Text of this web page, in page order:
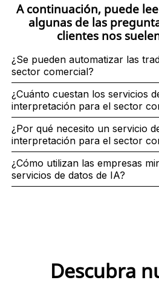
A continuación, puede
algunas de las
clientes nos
¿Se pueden automatizar las
sector comercial?
¿Cuánto cuestan los servicios
interpretación para el sector
¿Por qué necesito un servicio
interpretación para el sector
¿Cómo utilizan las empresas
servicios de datos de IA?
Descubra